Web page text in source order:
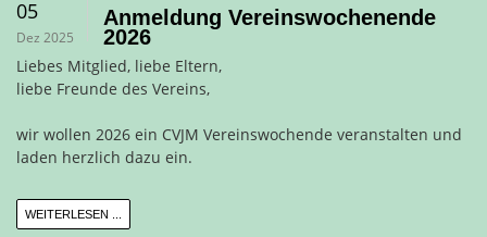
05
Dez 2025
Anmeldung Vereinswochenende
2026
Liebes Mitglied, liebe Eltern,
liebe Freunde des Vereins,
wir wollen 2026 ein CVJM Vereinswochende veranstalten und
laden herzlich dazu ein.
WEITERLESEN ...